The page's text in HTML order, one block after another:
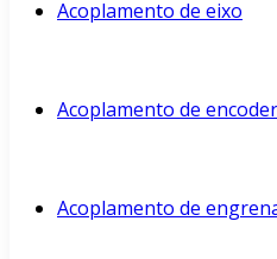
Acoplamento de eixo
Acoplamento de encoder
Acoplamento de